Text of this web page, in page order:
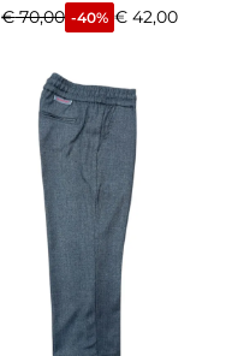
€70,00 -40% € 42,00